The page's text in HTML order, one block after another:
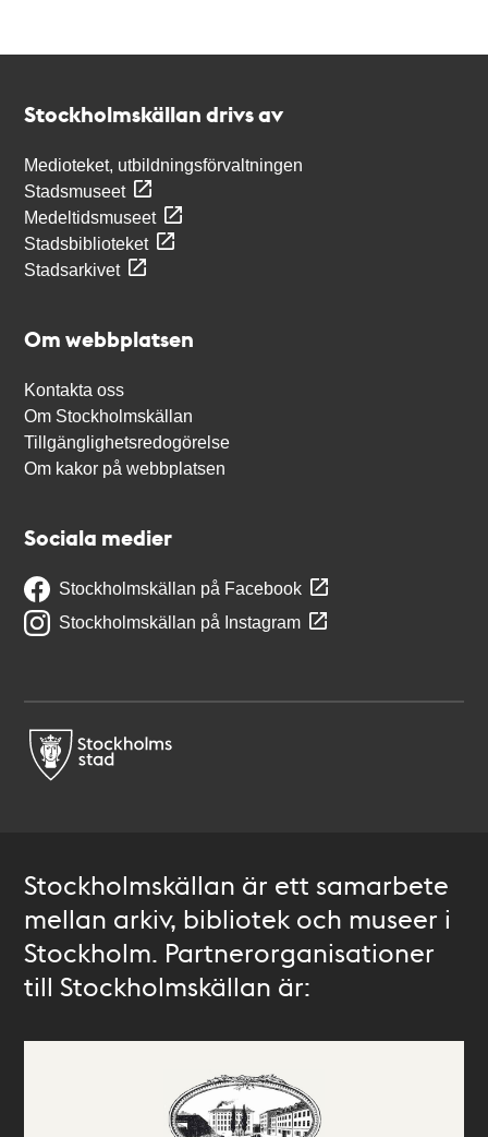
Stockholmskällan drivs av
Medioteket, utbildningsförvaltningen
Stadsmuseet
Medeltidsmuseet
Stadsbiblioteket
Stadsarkivet
Om webbplatsen
Kontakta oss
Om Stockholmskällan
Tillgänglighetsredogörelse
Om kakor på webbplatsen
Sociala medier
Stockholmskällan på Facebook
Stockholmskällan på Instagram
Stockholmskällan är ett samarbete
mellan arkiv, bibliotek och museer i
Stockholm. Partnerorganisationer
till Stockholmskällan är: